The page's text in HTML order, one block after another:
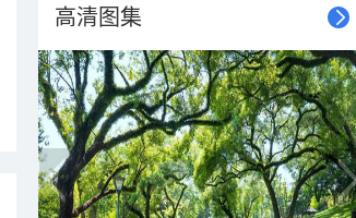
高清图集